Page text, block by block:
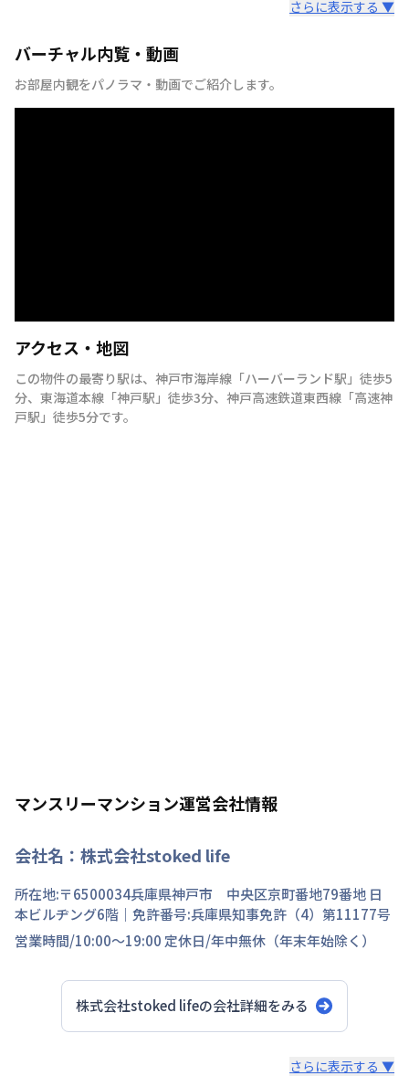
さらに表示する ▼
バーチャル内覧・動画
お部屋内観をパノラマ・動画でご紹介します。
アクセス・地図
この物件の最寄り駅は、 神戸市海岸線 「ハーバーランド駅 」 徒歩5
分、 東海道本線 「神戸駅 」 徒歩3分、 神戸高速鉄道東西線 「高速神
戸駅 」 徒歩5分です。
マンスリーマンション運営会社情報
会社名： 株式会社stoked life
所在地:〒6500034兵庫県神戸市 中央区京町番地79番地 日
本ビルヂング6階 ｜免許番号:兵庫県知事免許（4）第11177号
営業時間/10:00～19:00 定休日/年中無休（年末年始除く）
株式会社stoked lifeの会社詳細をみる
さらに表示する ▼